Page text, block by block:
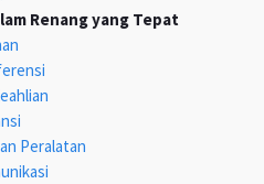
Renang yang Tepat
Peralatan